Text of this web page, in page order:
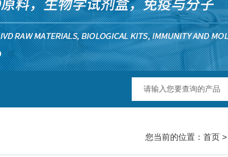
您当前的位置： 首页 >